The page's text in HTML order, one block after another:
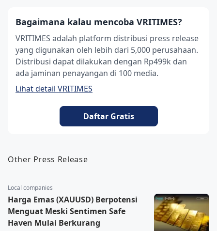
Bagaimana kalau mencoba VRITIMES?
VRITIMES adalah platform distribusi press release
yang digunakan oleh lebih dari 5,000 perusahaan.
Distribusi dapat dilakukan dengan Rp499k dan
ada jaminan penayangan di 100 media.
Lihat detail VRITIMES
Daftar Gratis
Other Press Release
Local companies
Harga Emas (XAUUSD) Berpotensi
Menguat Meski Sentimen Safe
Haven Mulai Berkurang